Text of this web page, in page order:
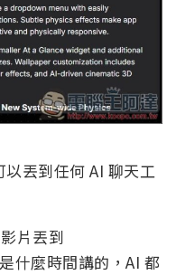
丟到任何 AI 聊天工
片丟到
什麼時間講的，AI 都